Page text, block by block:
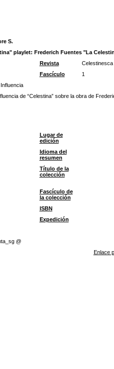
S.
playlet: Frederich Fuentes "La
Revista
Celestinesca
Fascículo
1
Influencia
de “Celestina” sobre la obra de
Lugar de
edición
Idioma del
resumen
Título de la
colección
Fascículo de
la colección
ISBN
Expedición
@
Enlace